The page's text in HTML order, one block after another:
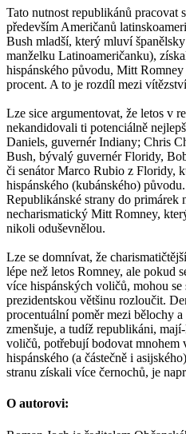
Tato nutnost republikánů pracovat
především Američanů
Bush mladší, který mluví
manželku Latinoameričanku),
hispánského původu, Mitt
procent. A to je rozdíl mezi
Lze sice argumentovat, že letos v
nekandidovali ti potenciálně
Daniels, guvernér Indiany; Chris
Bush, bývalý guvernér Floridy,
či senátor Marco Rubio z Floridy,
hispánského (kubánského)
Republikánské strany do primárek
necharismatický Mitt Romney,
nikoli oduševnělou.
Lze se domnívat, že
lépe než letos Romney, ale pokud
více hispánských voličů, mohou se
prezidentskou většinu rozloučit.
procentuální poměr mezi bělochy
zmenšuje, a tudíž republikáni,
voličů, potřebují bodovat mnohem
hispánského (a částečně i
stranu získali více černochů, je
O autorovi: